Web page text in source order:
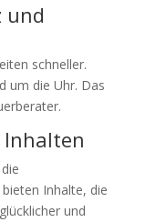
und
schneller.
um die Uhr. Das
Inhalten
Inhalte, die
und